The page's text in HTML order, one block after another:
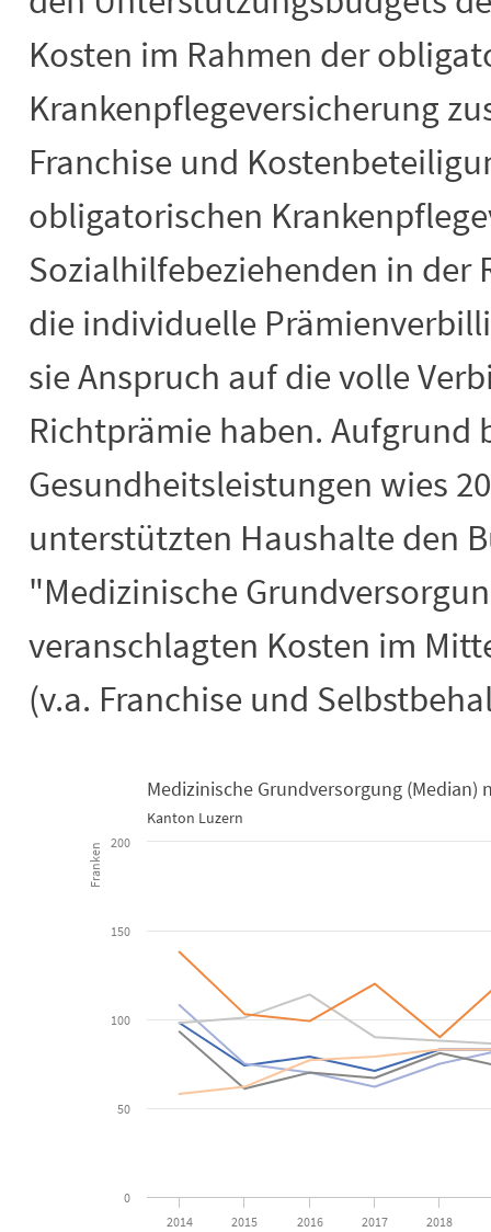
Kosten im Rahmen der
Krankenpflegeversicherung
Franchise und
obligatorischen
Sozialhilfebeziehenden in der
die individuelle
sie Anspruch auf die volle
Richtprämie haben. Aufgrund
Gesundheitsleistungen wies
unterstützten Haushalte den
"Medizinische
veranschlagten Kosten im
(v.a. Franchise und
Medizinische Grundversorgung
Line chart with 6 lines.
View as data table, Medizinische Grundversorgung (Median) nach
The chart has 1 X axis displaying categories.
The chart has 1 Y axis displaying Franken. Data ranges from
Franken
Medizinische Grundversorgung (Median)
Kanton Luzern
2014 2015 2016 2017 2018
0
50
100
150
200